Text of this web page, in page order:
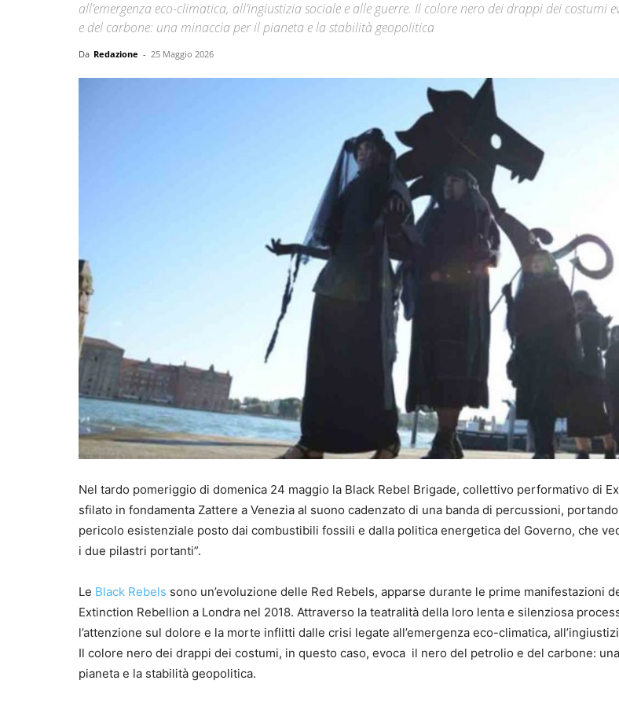
all’emergenza eco-climatica, all’ingiustizia sociale e alle guerre. Il colore nero dei drappi dei costumi
e del carbone: una minaccia per il pianeta e la stabilità geopolitica
Da Redazione - 25 Maggio 2026
Nel tardo pomeriggio di domenica 24 maggio la Black Rebel Brigade, collettivo performativo di
sfilato in fondamenta Zattere a Venezia al suono cadenzato di una banda di percussioni,
pericolo esistenziale posto dai combustibili fossili e dalla politica energetica del Governo, che
i due pilastri portanti”.
Le Black Rebels sono un’evoluzione delle Red Rebels, apparse durante le prime manifestazioni
Extinction Rebellion a Londra nel 2018. Attraverso la teatralità della loro lenta e silenziosa
l’attenzione sul dolore e la morte inflitti dalle crisi legate all’emergenza eco-climatica,
Il colore nero dei drappi dei costumi, in questo caso, evoca il nero del petrolio e del carbone:
pianeta e la stabilità geopolitica.